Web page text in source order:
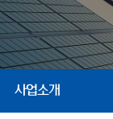
사업소개